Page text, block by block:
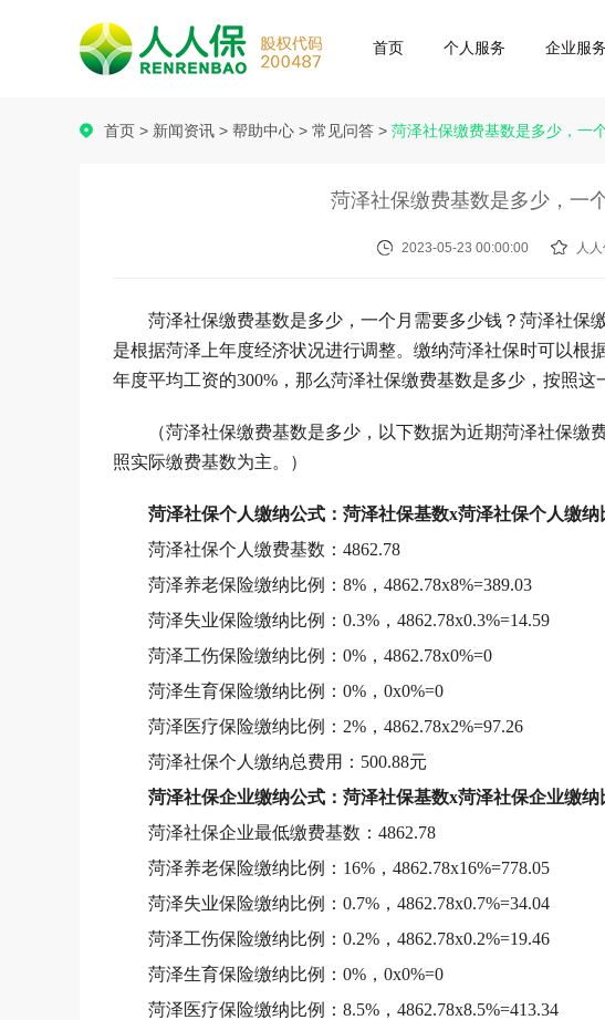
首页 个人服务 企业服务
首页 > 新闻资讯 > 帮助中心 > 常见问答 > 菏泽社保缴费基数是多少，一
菏泽社保缴费基数是多少，一
2023-05-23 00:00:00 人
菏泽社保缴费基数是多少，一个月需要多少钱？菏泽社保
是根据菏泽上年度经济状况进行调整。缴纳菏泽社保时可以根
年度平均工资的300% ，那么菏泽社保缴费基数是多少，按照这
（菏泽社保缴费基数是多少，以下数据为近期菏泽社保缴
照实际缴费基数为主。）
菏泽社保个人缴纳公式：菏泽社保基数x菏泽社保个人缴
菏泽社保个人缴费基数：4862.78
菏泽养老保险缴纳比例：8%，4862.78x8%=389.03
菏泽失业保险缴纳比例：0.3%，4862.78x0.3%=14.59
菏泽工伤保险缴纳比例：0%，4862.78x0%=0
菏泽生育保险缴纳比例：0%，0x0%=0
菏泽医疗保险缴纳比例：2%，4862.78x2%=97.26
菏泽社保个人缴纳总费用：500.88元
菏泽社保企业缴纳公式：菏泽社保基数x菏泽社保企业缴
菏泽社保企业最低缴费基数：4862.78
菏泽养老保险缴纳比例：16%，4862.78x16%=778.05
菏泽失业保险缴纳比例：0.7%，4862.78x0.7%=34.04
菏泽工伤保险缴纳比例：0.2%，4862.78x0.2%=19.46
菏泽生育保险缴纳比例：0%，0x0%=0
菏泽医疗保险缴纳比例：8.5%，4862.78x8.5%=413.34